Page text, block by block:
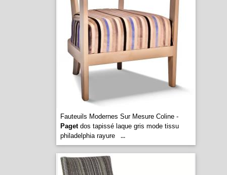
Fauteuils Modernes Sur Mesure Coline -
Pagetdos tapissé laque gris mode tissu
philadelphia rayure
...